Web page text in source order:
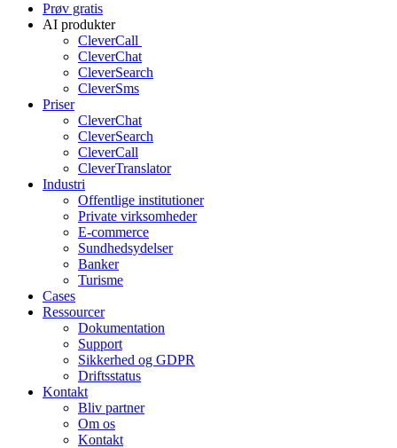
Prøv gratis
AI produkter
CleverCall
CleverChat
CleverSearch
CleverSms
Priser
CleverChat
CleverSearch
CleverCall
CleverTranslator
Industri
Offentlige institutioner
Private virksomheder
E-commerce
Sundhedsydelser
Banker
Turisme
Cases
Ressourcer
Dokumentation
Support
Sikkerhed og GDPR
Driftsstatus
Kontakt
Bliv partner
Om os
Kontakt